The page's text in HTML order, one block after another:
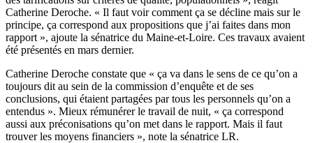
Catherine Deroche. « Il faut voir comment ça se décline mais sur le
principe, ça correspond aux propositions que j’ai faites dans mon
rapport », ajoute la sénatrice du Maine-et-Loire. Ces travaux avaient
été présentés en mars dernier.
Catherine Deroche constate que « ça va dans le sens de ce qu’on a
toujours dit au sein de la commission d’enquête et de ses
conclusions, qui étaient partagées par tous les personnels qu’on a
entendus ». Mieux rémunérer le travail de nuit, « ça correspond
aussi aux préconisations qu’on met dans le rapport. Mais il faut
trouver les moyens financiers », note la sénatrice LR.